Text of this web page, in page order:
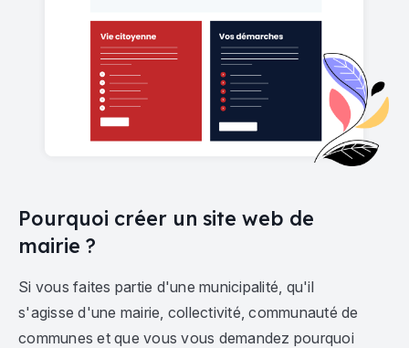
Pourquoi créer un site web de
mairie ?
Si vous faites partie d'une municipalité, qu'il
s'agisse d'une mairie, collectivité, communauté de
communes et que vous vous demandez pourquoi